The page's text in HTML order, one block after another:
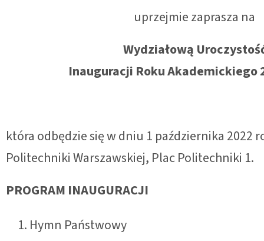
uprzejmie zaprasza na
Wydziałową
Inauguracji Roku Akademickiego
która odbędzie się w dniu 1 października 2022
Politechniki Warszawskiej, Plac Politechniki 1.
PROGRAM INAUGURACJI
Hymn Państwowy